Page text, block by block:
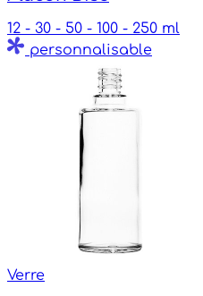
12 - 30 - 50 - 100 - 250 ml
personnalisable
Verre